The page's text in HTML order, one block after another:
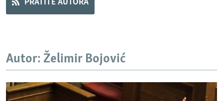
PRATITE AUTORA
Autor: Želimir Bojović